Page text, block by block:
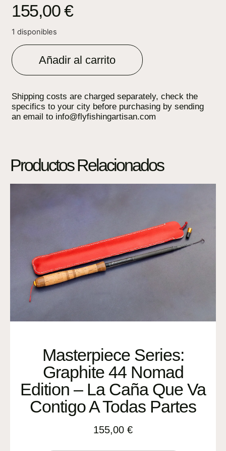
155,00€
1 disponibles
Añadir al carrito
Shipping costs are charged separately, check the
specifics to your city before purchasing by sending
an email to info@flyfishingartisan.com
Productos Relacionados
Masterpiece Series:
Graphite 44 Nomad
Edition – La Caña Que Va
Contigo A Todas Partes
155,00 €